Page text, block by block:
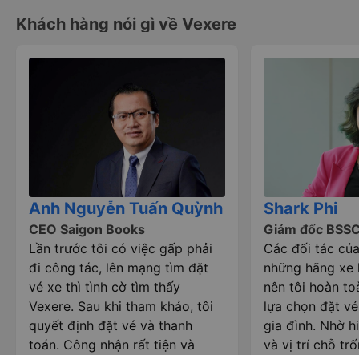
Khách hàng nói gì về Vexere
Anh Nguyễn Tuấn Quỳnh
CEO Saigon Books
Lần trước tôi có việc gấp phải
đi công tác, lên mạng tìm đặt
vé xe thì tình cờ tìm thấy
Vexere. Sau khi tham khảo, tôi
quyết định đặt vé và thanh
toán. Công nhận rất tiện và
Shark Phi
Giám đốc
Các đối tác
những hãng
nên tôi hoàn
lựa chọn đặt
gia đình. Nhờ
và vị trí chỗ